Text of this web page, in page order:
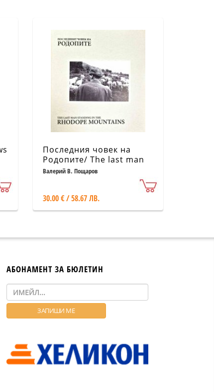
Последния човек на
Родопите/ The last man
standing in the Rhodope
Валерий В. Пощаров
30.00 € / 58.67 ЛВ.
АБОНАМЕНТ ЗА БЮЛЕТИН